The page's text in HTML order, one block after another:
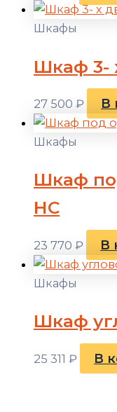
Шкафы
Шкаф 3-
27 500 ₽ В
Шкафы
Шкаф
НС
23 770 ₽ В
Шкафы
Шкаф
25 311 ₽ В